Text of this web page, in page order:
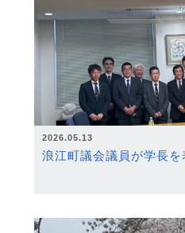
2026.05.13
浪江町議会議員が学長を